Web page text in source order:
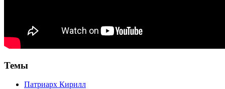
Темы
Патриарх Кирилл